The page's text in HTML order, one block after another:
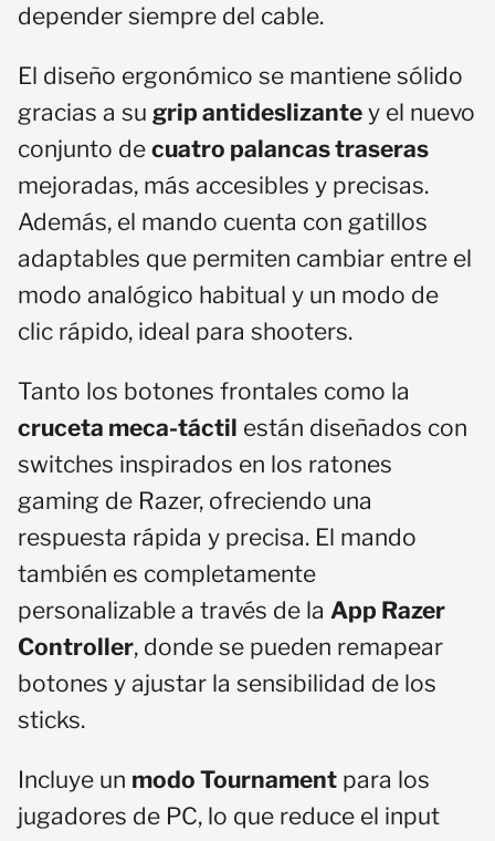
depender siempre del cable.
El diseño ergonómico se mantiene sólido
gracias a su grip antideslizante y el nuevo
conjunto de cuatro palancas traseras
mejoradas, más accesibles y precisas.
Además, el mando cuenta con gatillos
adaptables que permiten cambiar entre el
modo analógico habitual y un modo de
clic rápido, ideal para shooters.
Tanto los botones frontales como la
cruceta meca-táctil están diseñados con
switches inspirados en los ratones
gaming de Razer, ofreciendo una
respuesta rápida y precisa. El mando
también es completamente
personalizable a través de la App Razer
Controller, donde se pueden remapear
botones y ajustar la sensibilidad de los
sticks.
Incluye un modo Tournament para los
jugadores de PC, lo que reduce el input